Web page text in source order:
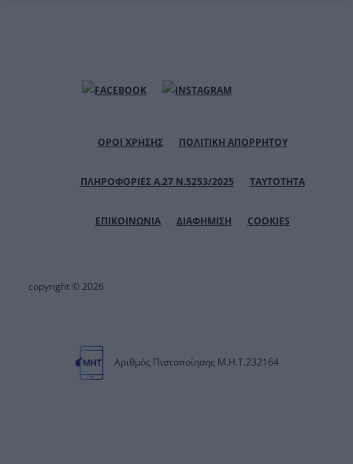
ΟΡΟΙ ΧΡΗΣΗΣ ΠΟΛΙΤΙΚΗ ΑΠΟΡΡΗΤΟΥ
ΠΛΗΡΟΦΟΡΙΕΣ Α.27 Ν.5253/2025 ΤΑΥΤΟΤΗΤΑ
ΕΠΙΚΟΙΝΩΝΙΑ ΔΙΑΦΗΜΙΣΗ COOKIES
copyright © 2026
Αριθμός Πιστοποίησης Μ.Η.Τ.232164